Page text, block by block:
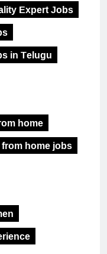
Expert Jobs
in Telugu
home
home jobs